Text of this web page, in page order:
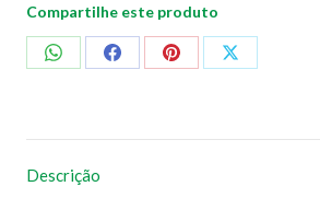
Compartilhe este produto
CompartilharCompartilharCompartilharCompartilhar
Descrição